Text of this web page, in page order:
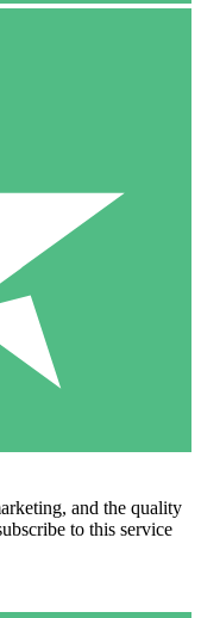
and the quality
to this service